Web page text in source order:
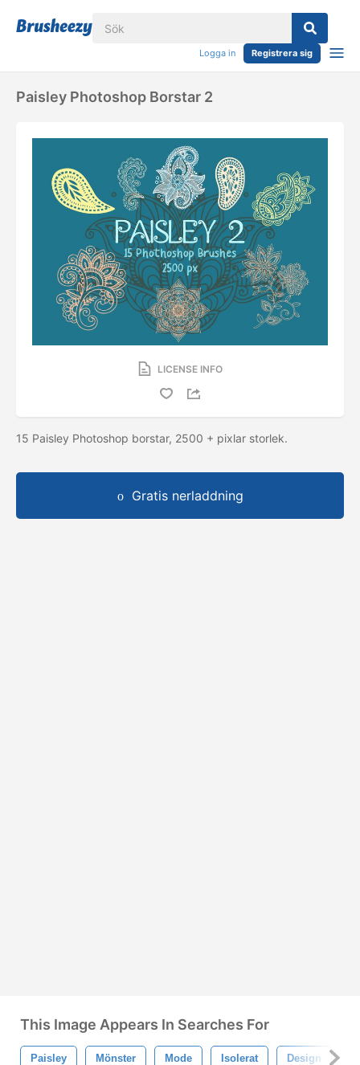
Logga in Registrera sig
Paisley Photoshop Borstar 2
LICENSE INFO
15 Paisley Photoshop borstar, 2500 + pixlar storlek.
Gratis nerladdning
This Image Appears In Searches For
Paisley Mönster Mode Isolerat Design